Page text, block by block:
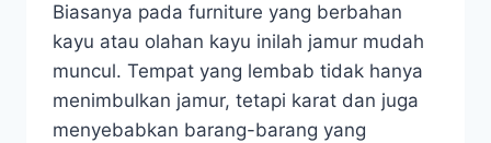
Biasanya pada furniture yang berbahan
kayu atau olahan kayu inilah jamur mudah
muncul. Tempat yang lembab tidak hanya
menimbulkan jamur, tetapi karat dan juga
menyebabkan barang-barang yang